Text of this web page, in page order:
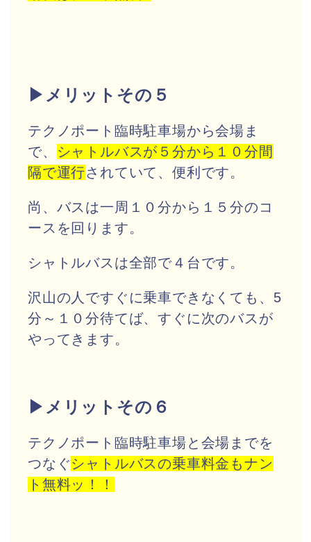
▶メリットその５
テクノポート臨時駐車場から会場ま
で、
シャトルバスが５分から１０分間
隔で運行されていて、便利です。
尚、バスは一周１０分から１５分のコ
ースを回ります。
シャトルバスは全部で４台です。
沢山の人ですぐに乗車できなくても、5
分～１０分待てば、すぐに次のバスが
やってきます。
▶メリットその６
テクノポート臨時駐車場と会場までを
つなぐシャトルバスの乗車料金もナン
ト無料ッ！！